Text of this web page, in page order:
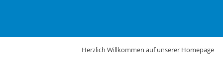
Herzlich Willkommen auf unserer Homepage